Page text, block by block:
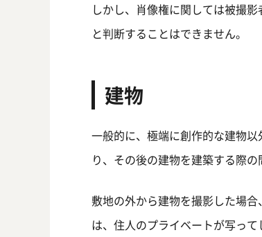
しかし、肖像権に関しては被撮
と判断することはできません。
建物
一般的に、極端に創作的な建物
り、その後の建物を建築する際
敷地の外から建物を撮影した場
は、住人のプライベートが写っ